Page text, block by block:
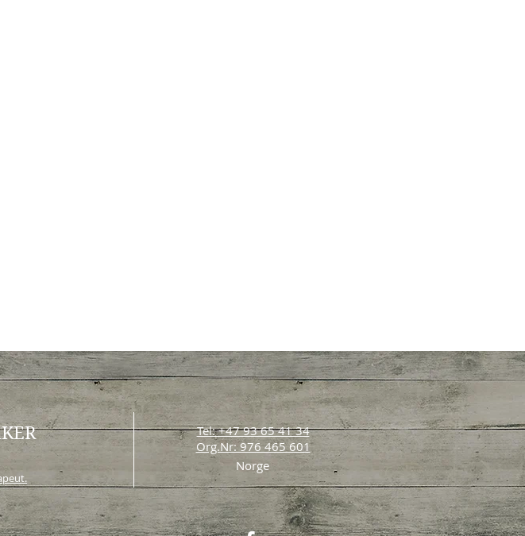
Tel: +47 93 65 41 34
Org.Nr: 976 465 601
Norge